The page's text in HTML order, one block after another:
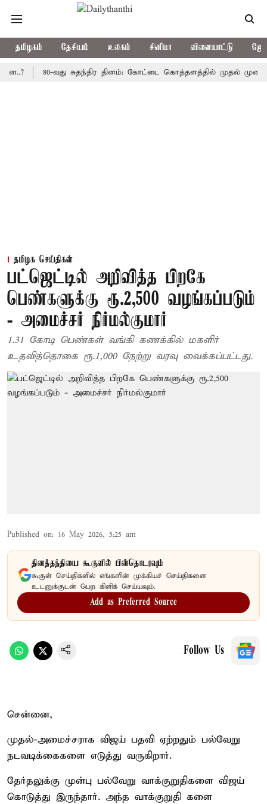
தமிழகம் தேசியம் உலகம் சினிமா விளையாட்டு
80-வது சுதந்திர தினம்: கோட்டை கொத்தளத்தில் முதல் முறையாக
தமிழக செய்திகள்
பட்ஜெட்டில் அறிவித்த பிறகே
பெண்களுக்கு ரூ.2,500 வழங்கப்படும்
- அமைச்சர் நிர்மல்குமார்
1.31 கோடி பெண்கள் வங்கி கணக்கில் மகளிர்
உதவித்தொகை ரூ.1,000 நேற்று வரவு வைக்கப்பட்டது.
Published on: 16 May 2026, 5:25 am
தினத்தந்தியை கூகுளில் பின்தொடரவும்
கூகுள் செய்திகளில் எங்களின் முக்கியச் செய்திகளை
உடனுக்குடன் பெற கிளிக் செய்யவும்.
Add as Preferred Source
Follow Us
சென்னை,
முதல்-அமைச்சராக விஜய் பதவி ஏற்றதும் பல்வேறு
நடவடிக்கைகளை எடுத்து வருகிறார்.
தேர்தலுக்கு முன்பு பல்வேறு வாக்குறுதிகளை விஜய்
கொடுத்து இருந்தார். அந்த வாக்குறுதி களை